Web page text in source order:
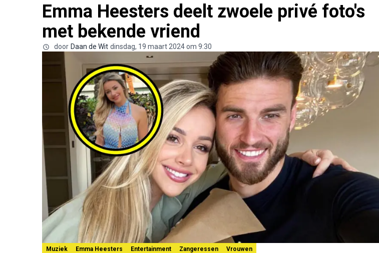
Emma Heesters deelt zwoele privé foto's
met bekende vriend
door Daan de Wit dinsdag, 19 maart 2024 om 9:30
Muziek Emma Heesters Entertainment Zangeressen Vrouwen